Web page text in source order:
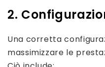
2.
Una corretta
massimizzare le